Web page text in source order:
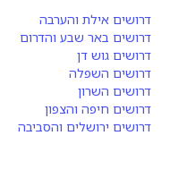
דרושים אילת והערבה
דרושים באר שבע והדרום
דרושים גוש דן
דרושים השפלה
דרושים השרון
דרושים חיפה והצפון
דרושים ירושלים והסביבה